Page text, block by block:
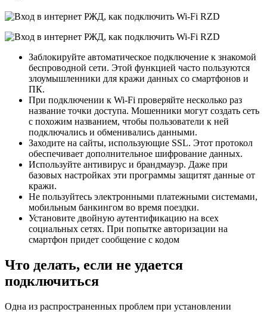
Заблокируйте автоматическое подключение к знакомой
беспроводной сети. Этой функцией часто пользуются
злоумышленники для кражи данных со смартфонов и
ПК.
При подключении к Wi-Fi проверяйте несколько раз
название точки доступа. Мошенники могут создать сеть
с похожим названием, чтобы пользователи к ней
подключались и обменивались данными.
Заходите на сайты, использующие SSL. Этот протокол
обеспечивает дополнительное шифрование данных.
Используйте антивирус и брандмауэр. Даже при
базовых настройках эти программы защитят данные от
кражи.
Не пользуйтесь электронными платежными системами,
мобильным банкингом во время поездки.
Установите двойную аутентификацию на всех
социальных сетях. При попытке авторизации на
смартфон придет сообщение с кодом
Что делать, если не удается
подключиться
Одна из распространенных проблем при установлении